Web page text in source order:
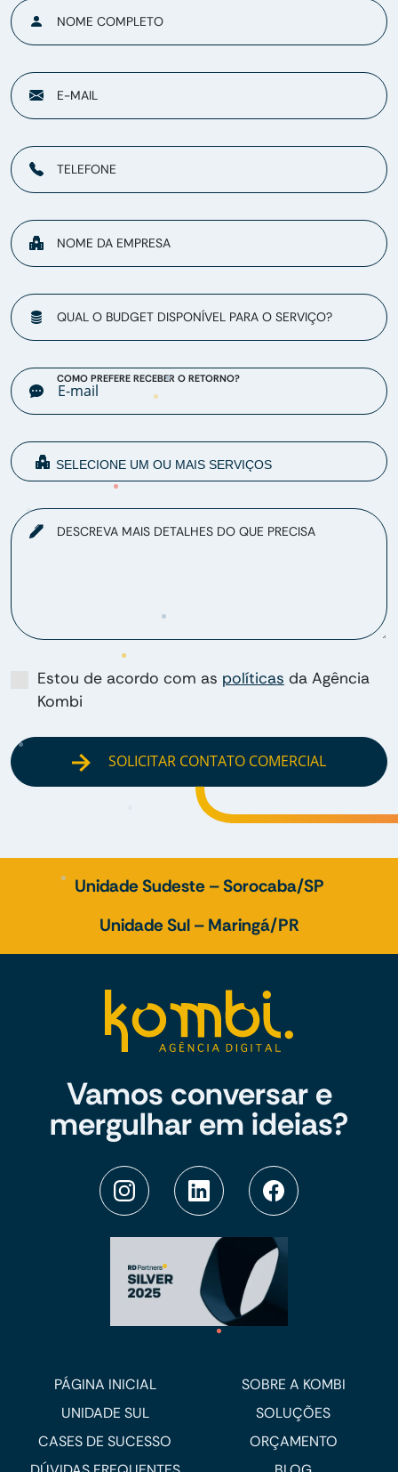
NOME COMPLETO
E-MAIL
TELEFONE
NOME DA EMPRESA
QUAL O BUDGET DISPONÍVEL PARA O SERVIÇO?
COMO PREFERE RECEBER O RETORNO?
DESCREVA MAIS DETALHES DO QUE PRECISA
Estou de acordo com as políticas da Agência
Kombi
SOLICITAR CONTATO COMERCIAL
Unidade Sudeste – Sorocaba/SP
Unidade Sul – Maringá/PR
Vamos conversar e
mergulhar em ideias?
PÁGINA INICIAL
SOBRE A KOMBI
UNIDADE SUL
SOLUÇÕES
CASES DE SUCESSO
ORÇAMENTO